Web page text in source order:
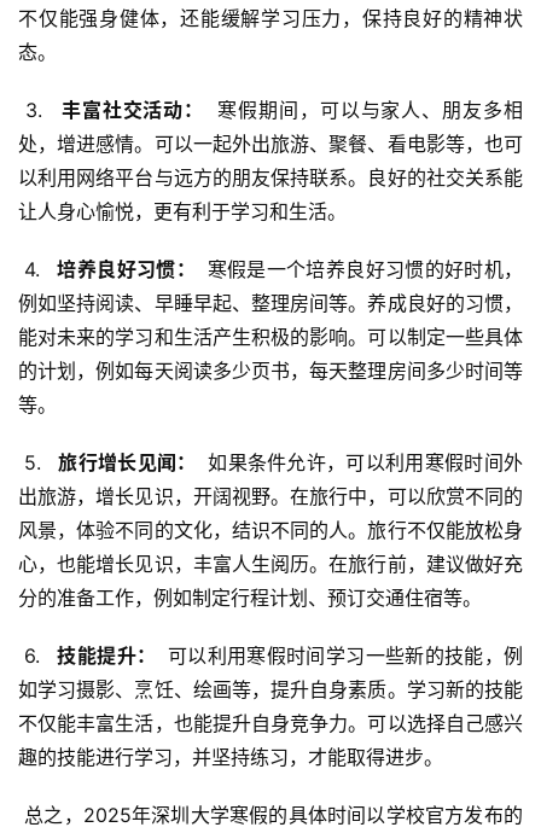
不仅能强身健体，还能缓解学习压力，保持良好的精神状
态。
3.
  丰富社交活动：
寒假期间，可以与家人、朋友多相
处，增进感情。可以一起外出旅游、聚餐、看电影等，也可
以利用网络平台与远方的朋友保持联系。良好的社交关系能
让人身心愉悦，更有利于学习和生活。
4.
  培养良好习惯：
寒假是一个培养良好习惯的好时机，
例如坚持阅读、早睡早起、整理房间等。养成良好的习惯，
能对未来的学习和生活产生积极的影响。可以制定一些具体
的计划，例如每天阅读多少页书，每天整理房间多少时间等
等。
5.
  旅行增长见闻：
如果条件允许，可以利用寒假时间外
出旅游，增长见识，开阔视野。在旅行中，可以欣赏不同的
风景，体验不同的文化，结识不同的人。旅行不仅能放松身
心，也能增长见识，丰富人生阅历。在旅行前，建议做好充
分的准备工作，例如制定行程计划、预订交通住宿等。
6.
  技能提升：
可以利用寒假时间学习一些新的技能，例
如学习摄影、烹饪、绘画等，提升自身素质。学习新的技能
不仅能丰富生活，也能提升自身竞争力。可以选择自己感兴
趣的技能进行学习，并坚持练习，才能取得进步。